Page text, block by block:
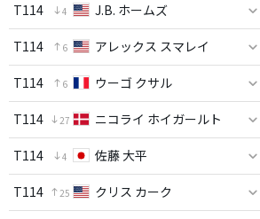
T114 4 J.B. ホームズ
T114 6 アレックス スマレイ
T114 6 ウーゴ クサル
T114 27 ニコライ ホイガールト
T114 4 佐藤 大平
T114 25 クリス カーク